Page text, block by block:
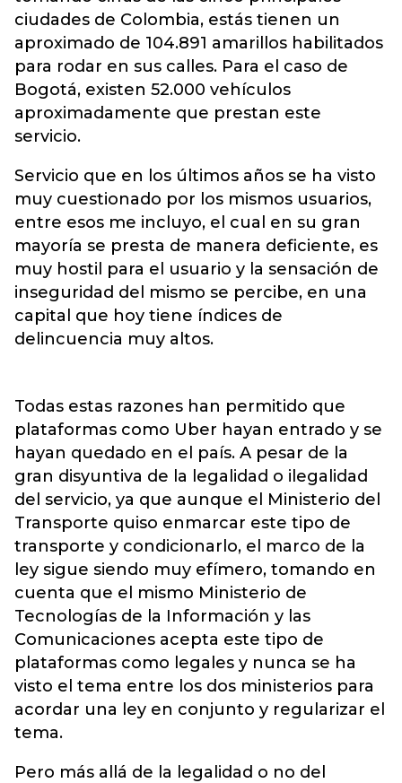
ciudades de Colombia, estás tienen un
aproximado de 104.891 amarillos habilitados
para rodar en sus calles. Para el caso de
Bogotá, existen 52.000 vehículos
aproximadamente que prestan este
servicio.
Servicio que en los últimos años se ha visto
muy cuestionado por los mismos usuarios,
entre esos me incluyo, el cual en su gran
mayoría se presta de manera deficiente, es
muy hostil para el usuario y la sensación de
inseguridad del mismo se percibe, en una
capital que hoy tiene índices de
delincuencia muy altos.
Todas estas razones han permitido que
plataformas como Uber hayan entrado y se
hayan quedado en el país. A pesar de la
gran disyuntiva de la legalidad o ilegalidad
del servicio, ya que aunque el Ministerio del
Transporte quiso enmarcar este tipo de
transporte y condicionarlo, el marco de la
ley sigue siendo muy efímero, tomando en
cuenta que el mismo Ministerio de
Tecnologías de la Información y las
Comunicaciones acepta este tipo de
plataformas como legales y nunca se ha
visto el tema entre los dos ministerios para
acordar una ley en conjunto y regularizar el
tema.
Pero más allá de la legalidad o no del